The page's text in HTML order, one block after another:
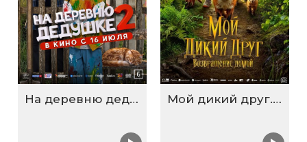
На деревню дедушке 2 Мой дикий друг. Возвращение домой